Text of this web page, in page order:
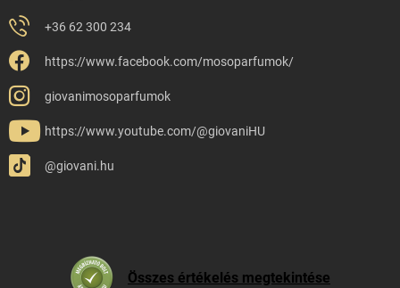
+36 62 300 234
https://www.facebook.com/mosoparfumok/
giovanimosoparfumok
https://www.youtube.com/@giovaniHU
@giovani.hu
Összes értékelés megtekintése